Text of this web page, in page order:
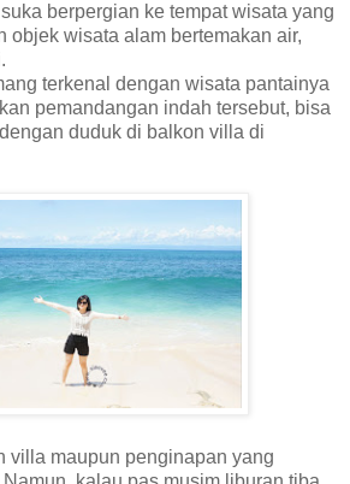
berpergian ke tempat wisata yang
objek wisata alam bertemakan air,
terkenal dengan wisata pantainya
pemandangan indah tersebut, bisa
duduk di balkon villa di
villa maupun penginapan yang